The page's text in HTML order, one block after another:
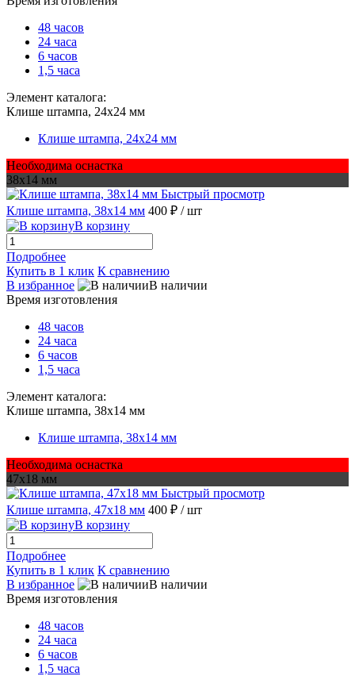
48 часов
24 часа
6 часов
1,5 часа
Элемент каталога:
Клише штампа, 24х24 мм
Клише штампа, 24х24 мм
Необходима оснастка
38х14 мм
Быстрый просмотр
Клише штампа, 38х14 мм 400 ₽ / шт
В корзину
Подробнее
Купить в 1 клик К сравнению
В избранное
В наличии
Время изготовления
48 часов
24 часа
6 часов
1,5 часа
Элемент каталога:
Клише штампа, 38х14 мм
Клише штампа, 38х14 мм
Необходима оснастка
47х18 мм
Быстрый просмотр
Клише штампа, 47х18 мм 400 ₽ / шт
В корзину
Подробнее
Купить в 1 клик К сравнению
В избранное
В наличии
Время изготовления
48 часов
24 часа
6 часов
1,5 часа